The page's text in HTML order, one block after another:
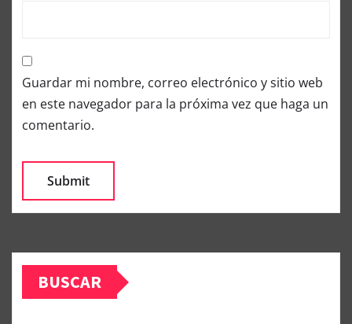
Guardar mi nombre, correo electrónico y sitio web
en este navegador para la próxima vez que haga un
comentario.
BUSCAR